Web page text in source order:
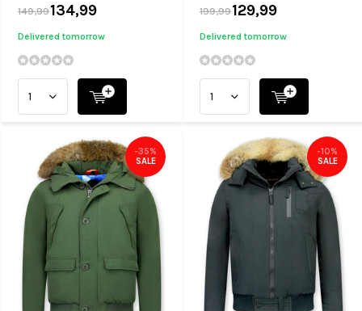
149,99134,99
Delivered tomorrow
199,99129,99
Delivered tomorrow
-35%
SALE
-10%
SALE